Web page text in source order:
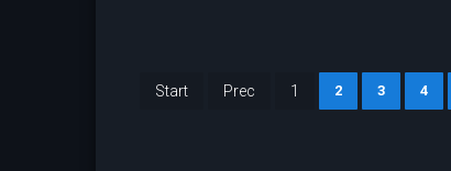
Start Prec 1 2 3 4